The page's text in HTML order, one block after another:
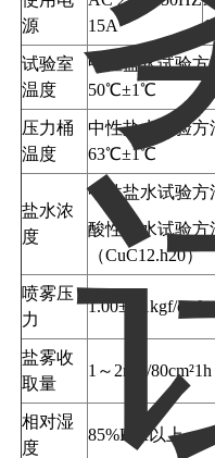
源
15A
试验室
温度
中性盐水试验
50℃±1℃
压力桶
温度
中性盐水试验
63℃±1℃
盐水浓
度
中性盐水试验方
酸性盐水试验方
（CuC12.h20）
喷雾压
力
1.00±0.1kgf/cm²
盐雾收
取量
1～2mL/
相对湿
度
85%H.R以上